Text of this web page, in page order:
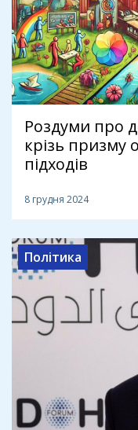
Роздуми про
крізь призму
підходів
8 грудня 2024
Політика